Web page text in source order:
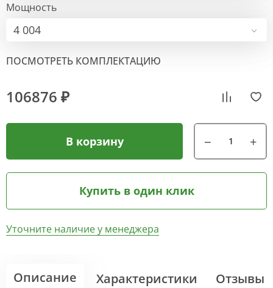
Мощность
4 004
ПОСМОТРЕТЬ КОМПЛЕКТАЦИЮ
106876 ₽
В корзину
Купить в один клик
Уточните наличие у менеджера
Описание Характеристики Отзывы